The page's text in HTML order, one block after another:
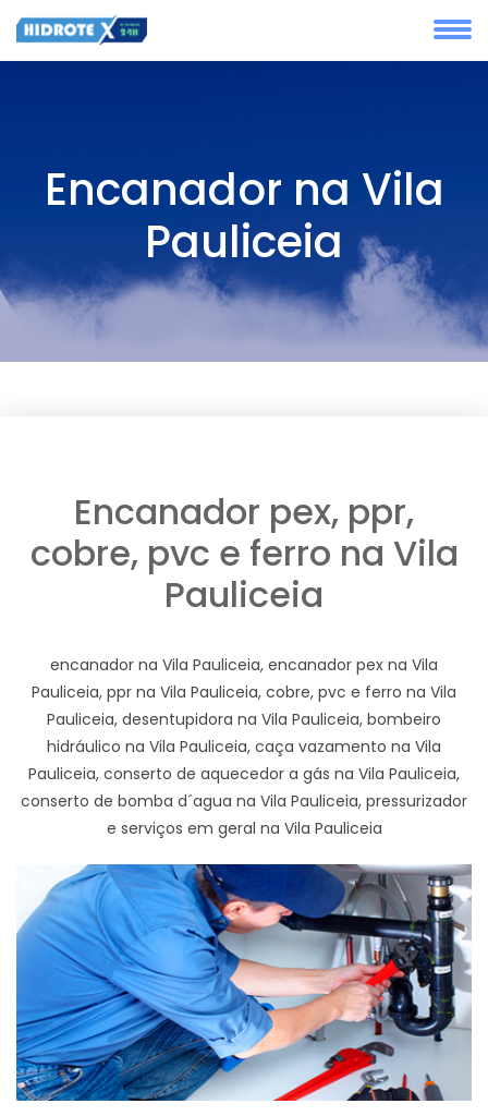
Encanador na Vila
Pauliceia
Encanador pex, ppr,
cobre, pvc e ferro na Vila
Pauliceia
encanador na Vila Pauliceia, encanador pex na Vila
Pauliceia, ppr na Vila Pauliceia, cobre, pvc e ferro na Vila
Pauliceia, desentupidora na Vila Pauliceia, bombeiro
hidráulico na Vila Pauliceia, caça vazamento na Vila
Pauliceia, conserto de aquecedor a gás na Vila Pauliceia,
conserto de bomba d´agua na Vila Pauliceia, pressurizador
e serviços em geral na Vila Pauliceia